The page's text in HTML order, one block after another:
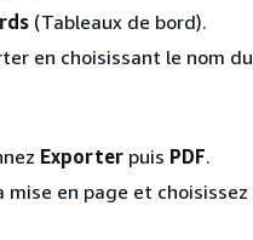
(Tableaux de bord).
en choisissant le nom du
Exporter puis PDF.
en page et choisissez